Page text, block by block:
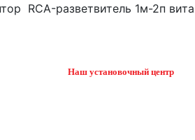
RCA-разветвитель 1м-2п
Наш установочный центр